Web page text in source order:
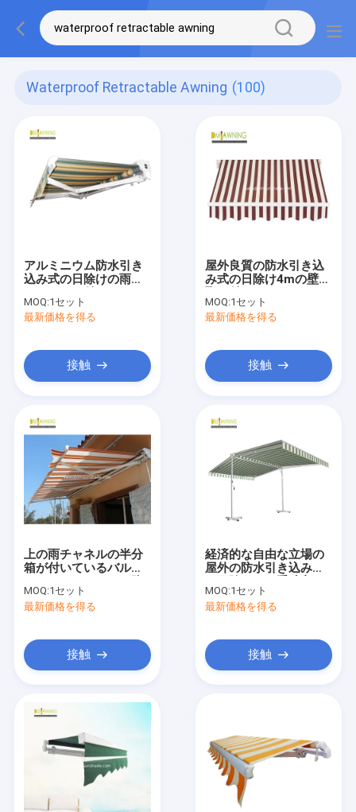
Waterproof Retractable Awning (100)
アルミニウム防水引き
込み式の日除けの雨
引き込み式の庭のおお
い
MOQ:1セット
最新価格を得る
接触
屋外良質の防水引き込
み式の日除け4mの壁に
MOQ:1セット
最新価格を得る
接触
上の雨チャネルの半分
箱が付いているバルコ
水引き込み式の日除け
MOQ:1セット
最新価格を得る
接触
経済的な自由な立場の
屋外の防水引き込み式
れた日除け
MOQ:1セット
最新価格を得る
接触